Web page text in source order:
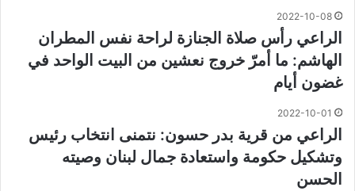
2022-10-08
الراعي رأس صلاة الجنازة لراحة نفس المطران
الهاشم: ما أمرّ خروج نعشين من البيت الواحد في
غضون أيام
2022-10-01
الراعي من قرية بدر حسون: نتمنى انتخاب رئيس
وتشكيل حكومة واستعادة جمال لبنان وصيته
الحسن